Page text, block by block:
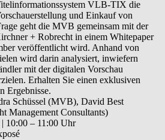
VLB-TIX die
und Einkauf von
geht die MVB gemeinsam mit der
+ Robrecht in einem Whitepaper
veröffentlicht wird. Anhand von
wird darin analysiert, inwiefern
mit der digitalen Vorschau
Erhalten Sie einen exklusiven
Ergebnisse.
Schüssel (MVB), David Best
Management Consultants)
10:00 – 11:00 Uhr